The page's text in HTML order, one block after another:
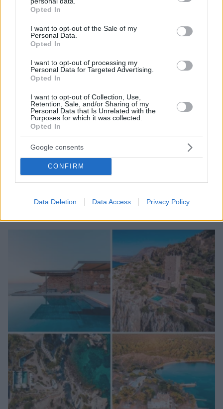
grant or deny consent to Google and its third-party tags to
use your data for below specified purposes in below Google
consent section.
Opted In
I want to opt-out of the Sale of my
Personal Data.
Opted In
I want to opt-out of processing my
Personal Data for Targeted Advertising.
Opted In
I want to opt-out of Collection, Use,
Retention, Sale, and/or Sharing of my
Personal Data that Is Unrelated with the
Purposes for which it was collected.
Opted In
Google consents
CONFIRM
Data Deletion Data Access Privacy Policy
Οικογενειακή τραγωδία στις Σέρρες, μητέρα και
γιος οι νεκροί από την μετωπική φορτηγού με ΙΧ -
σύγκρουσης
07.08.2026, 09:58